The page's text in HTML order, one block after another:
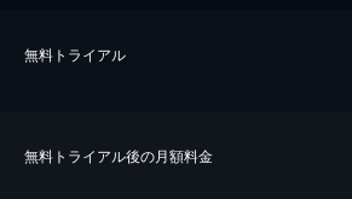
無料トライアル
無料トライアル後の⽉額料金